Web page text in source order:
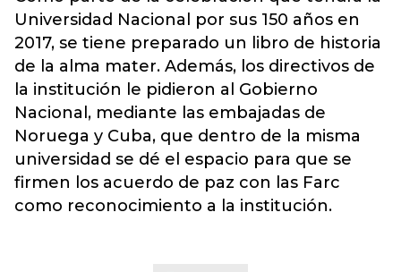
Universidad Nacional por sus 150 años en
2017, se tiene preparado un libro de historia
de la alma mater. Además, los directivos de
la institución le pidieron al Gobierno
Nacional, mediante las embajadas de
Noruega y Cuba, que dentro de la misma
universidad se dé el espacio para que se
firmen los acuerdo de paz con las Farc
como reconocimiento a la institución.